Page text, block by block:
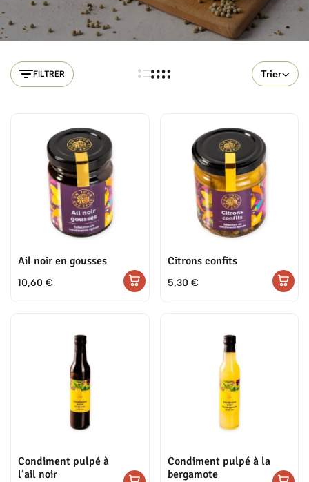
FILTRER Trier
Ail noir en gousses
10,60 €
Citrons confits
5,30 €
Condiment pulpé à
l’ail noir
Condiment pulpé à la
bergamote